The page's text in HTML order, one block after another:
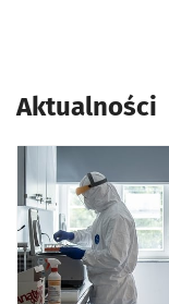
Aktualności